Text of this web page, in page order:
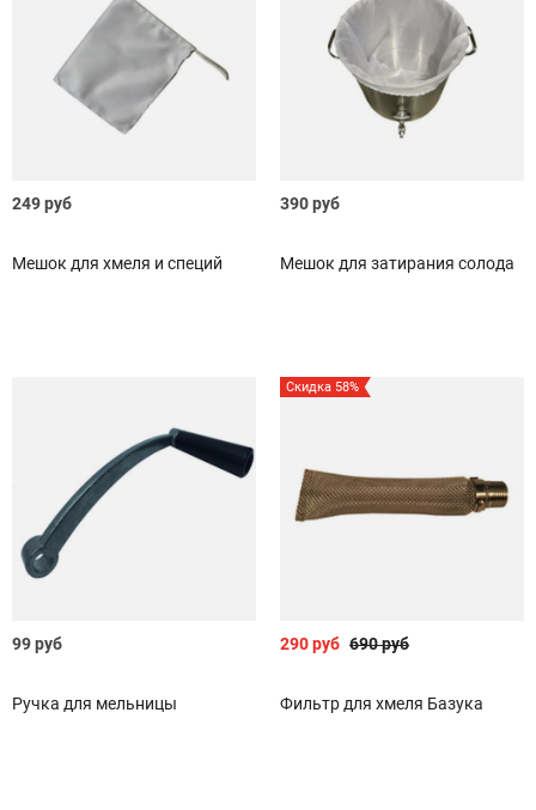
249 руб
Мешок для хмеля и специй
390 руб
Мешок для затирания солода
99 руб
Ручка для мельницы
Скидка 58%
290 руб 690 руб
Фильтр для хмеля Базука